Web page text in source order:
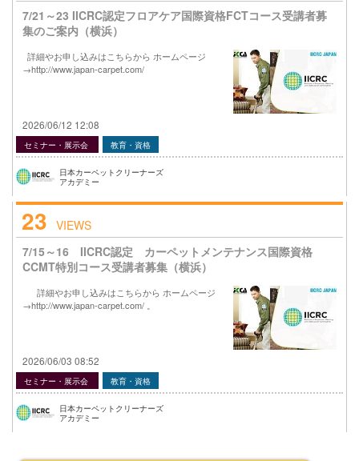
7/21～23 IICRC認定フロアケア国際資格FCTコース受講者募
集のご案内（横浜）
詳細やお申し込みはこちらから ホームページ
→http://www.japan-carpet.com/
2026/06/12 12:08
セミナー・展示会 教育・資格
日本カーペットクリーナーズ
アカデミー
23 VIEWS
7/15～16 IICRC認定 カーペットメンテナンス国際資格
CCMT特別コース受講者募集（横浜）
詳細やお申し込みはこちらから ホームページ
→http://www.japan-carpet.com/ 。
2026/06/03 08:52
セミナー・展示会 教育・資格
日本カーペットクリーナーズ
アカデミー